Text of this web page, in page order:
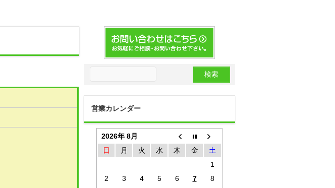
営業カレンダー
2026年 8月
日
月 火 水 木 金
土
1
2
3 4 5 6 7
8